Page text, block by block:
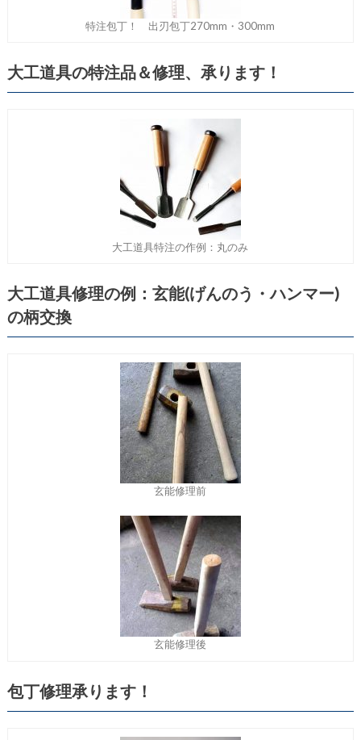
特注包丁！ 出刃包丁270mm・300mm
大工道具の特注品＆修理、承ります！
大工道具特注の作例：丸のみ
大工道具修理の例：玄能(げんのう・ハンマー)
の柄交換
玄能修理前
玄能修理後
包丁修理承ります！